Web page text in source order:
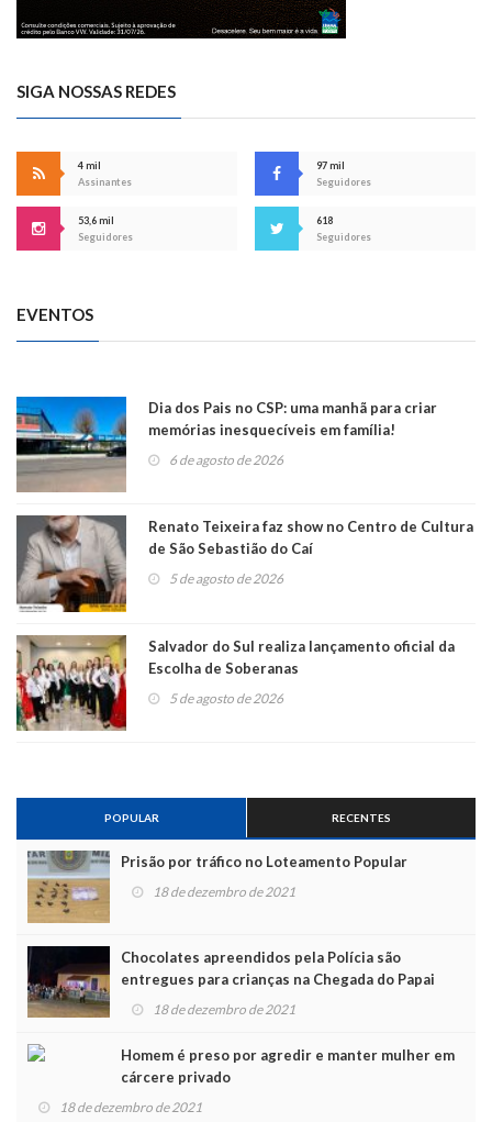
SIGA NOSSAS REDES
4 mil
Assinantes
97 mil
Seguidores
53,6 mil
Seguidores
618
Seguidores
EVENTOS
Dia dos Pais no CSP: uma manhã para criar
memórias inesquecíveis em família!
6 de agosto de 2026
Renato Teixeira faz show no Centro de Cultura
de São Sebastião do Caí
5 de agosto de 2026
Salvador do Sul realiza lançamento oficial da
Escolha de Soberanas
5 de agosto de 2026
POPULAR RECENTES
Prisão por tráfico no Loteamento Popular
18 de dezembro de 2021
Chocolates apreendidos pela Polícia são
entregues para crianças na Chegada do Papai
Noel
18 de dezembro de 2021
Homem é preso por agredir e manter mulher em
cárcere privado
18 de dezembro de 2021